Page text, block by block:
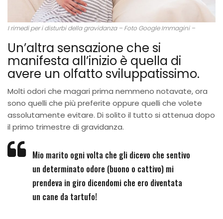
I rimedi per i disturbi della gravidanza – Foto Google Immagini –
Un’altra sensazione che si
manifesta all’inizio è quella di
avere un olfatto sviluppatissimo.
Molti odori che magari prima nemmeno notavate, ora
sono quelli che più preferite oppure quelli che volete
assolutamente evitare. Di solito il tutto si attenua dopo
il primo trimestre di gravidanza.
Mio marito ogni volta che gli dicevo che sentivo
un determinato odore (buono o cattivo) mi
prendeva in giro dicendomi che ero diventata
un cane da tartufo!